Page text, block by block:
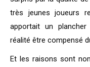
très jeunes joueurs
apportait un
réalité être compensé
Et les raisons sont